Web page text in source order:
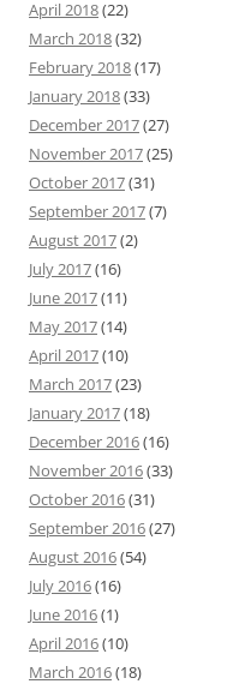
April 2018(22)
March 2018(32)
February 2018(17)
January 2018(33)
December 2017(27)
November 2017(25)
October 2017(31)
September 2017(7)
August 2017(2)
July 2017(16)
June 2017(11)
May 2017(14)
April 2017(10)
March 2017(23)
January 2017(18)
December 2016(16)
November 2016(33)
October 2016(31)
September 2016(27)
August 2016(54)
July 2016(16)
June 2016(1)
April 2016(10)
March 2016(18)